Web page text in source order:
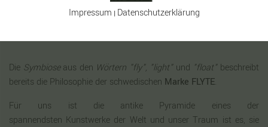
Die Symbioseaus den Wörtern "fly", "light"und "float"beschreibt
bereits die Philosophie der schwedischen Marke FLYTE.
Für uns ist die antike Pyramide eines der
spannendsten Kunstwerke der Welt und unser Traum ist es, sie
Impressum | Daten­schutz­erklärung